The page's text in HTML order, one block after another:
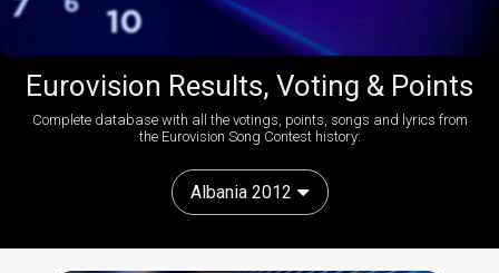
Eurovision Results, Voting & Points
Complete database with all the votings, points, songs and lyrics from
the Eurovision Song Contest history:
Albania 2012